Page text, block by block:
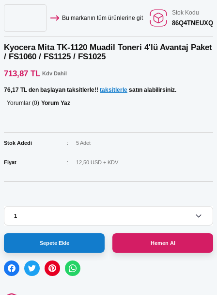
Bu markanın tüm ürünlerine git
Stok Kodu
86Q4TNEUXQ
Kyocera Mita TK-1120 Muadil Toneri 4'lü Avantaj Paket
/ FS1060 / FS1125 / FS1025
713,87 TL Kdv Dahil
76,17 TL den başlayan taksitlerle!! taksitlerle satın alabilirsiniz.
Yorumlar (0) Yorum Yaz
Stok Adedi 5 Adet
Fiyat 12,50 USD + KDV
Sepete Ekle Hemen Al